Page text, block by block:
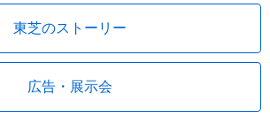
東芝のストーリー
広告・展示会